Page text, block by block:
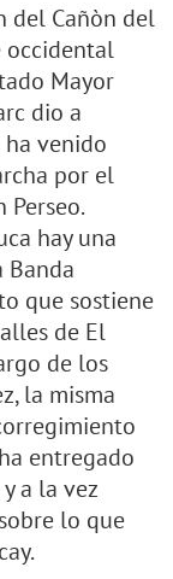
del Cañòn del
occidental
Mayor
dio a
venido
por el
hay una
Banda
que sostiene
de El
de los
la misma
entregado
a la vez
lo que